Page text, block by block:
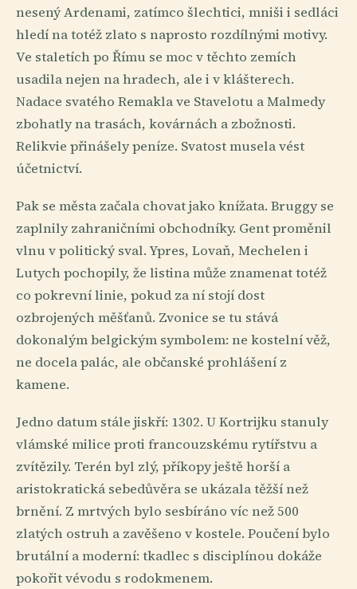
nesený Ardenami, zatímco šlechtici, mniši i sedláci
hledí na totéž zlato s naprosto rozdílnými motivy.
Ve staletích po Římu se moc v těchto zemích
usadila nejen na hradech, ale i v klášterech.
Nadace svatého Remakla ve Stavelotu a Malmedy
zbohatly na trasách, kovárnách a zbožnosti.
Relikvie přinášely peníze. Svatost musela vést
účetnictví.
Pak se města začala chovat jako knížata. Bruggy se
zaplnily zahraničními obchodníky. Gent proměnil
vlnu v politický sval. Ypres, Lovaň, Mechelen i
Lutych pochopily, že listina může znamenat totéž
co pokrevní linie, pokud za ní stojí dost
ozbrojených měšťanů. Zvonice se tu stává
dokonalým belgickým symbolem: ne kostelní věž,
ne docela palác, ale občanské prohlášení z
kamene.
Jedno datum stále jiskří: 1302. U Kortrijku stanuly
vlámské milice proti francouzskému rytířstvu a
zvítězily. Terén byl zlý, příkopy ještě horší a
aristokratická sebedůvěra se ukázala těžší než
brnění. Z mrtvých bylo sesbíráno víc než 500
zlatých ostruh a zavěšeno v kostele. Poučení bylo
brutální a moderní: tkadlec s disciplínou dokáže
pokořit vévodu s rodokmenem.